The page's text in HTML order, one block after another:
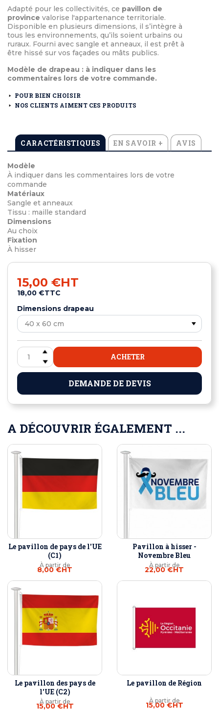
Adapté pour les collectivités, ce pavillon de
province valorise l'appartenance territoriale.
Disponible en plusieurs dimensions, il s’intègre à
tous les environnements, qu’ils soient urbains ou
ruraux. Fourni avec sangle et anneaux, il est prêt à
être hissé sur vos façades ou mâts publics.
Modèle de drapeau : à indiquer dans les
commentaires lors de votre commande.
POUR BIEN CHOISIR
NOS CLIENTS AIMENT CES PRODUITS
CARACTÉRISTIQUES EN SAVOIR + AVIS
Modèle
À indiquer dans les commentaires lors de votre
commande
Matériaux
Sangle et anneaux
Tissu : maille standard
Dimensions
Au choix
Fixation
À hisser
15,00 €HT
18,00 €TTC
Dimensions drapeau
ACHETER
DEMANDE DE DEVIS
A DÉCOUVRIR ÉGALEMENT ...
Le pavillon de pays de l'UE
(C1)
À partir de
8,00 €HT
Pavillon à hisser -
Novembre Bleu
À partir de
22,00 €HT
Le pavillon des pays de
l'UE (C2)
À partir de
15,00 €HT
Le pavillon de Région
À partir de
15,00 €HT